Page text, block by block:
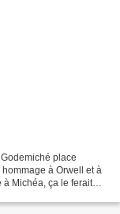
place
à Orwell et à
à Michéa, ça le ferait